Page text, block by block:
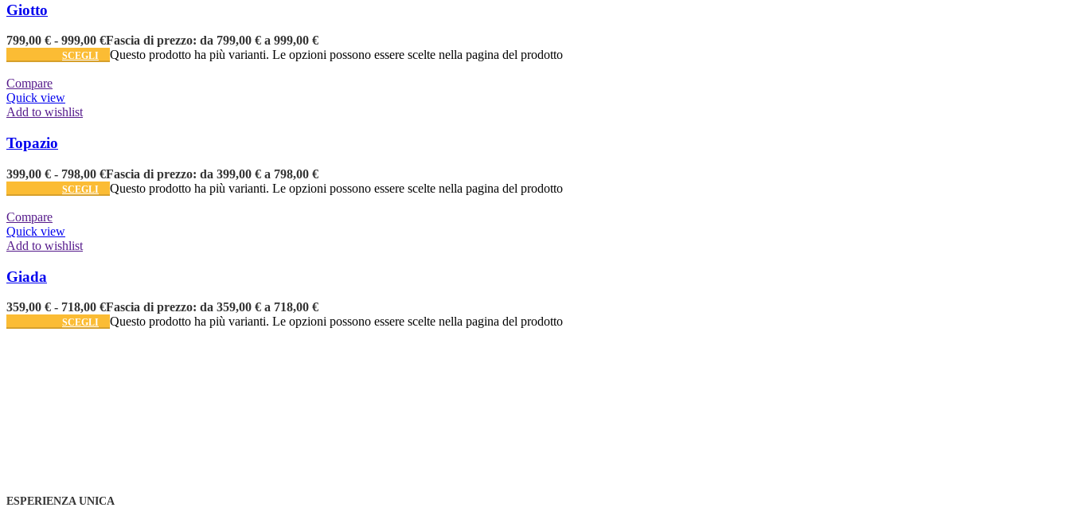
Giotto
799,00 € - 999,00 €Fascia di prezzo: da 799,00 € a 999,00 €
SCEGLI Questo prodotto ha più varianti. Le opzioni possono essere scelte nella pagina del prodotto
Compare
Quick view
Add to wishlist
Topazio
399,00 € - 798,00 €Fascia di prezzo: da 399,00 € a 798,00 €
SCEGLI Questo prodotto ha più varianti. Le opzioni possono essere scelte nella pagina del prodotto
Compare
Quick view
Add to wishlist
Giada
359,00 € - 718,00 €Fascia di prezzo: da 359,00 € a 718,00 €
SCEGLI Questo prodotto ha più varianti. Le opzioni possono essere scelte nella pagina del prodotto
ESPERIENZA UNICA